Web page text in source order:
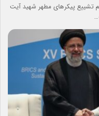
تشییع پیکرهای مطهر شهید آیت